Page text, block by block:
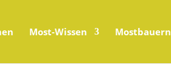
Most-Wissen Mostbauern